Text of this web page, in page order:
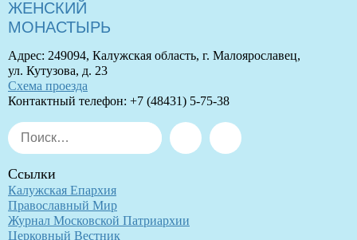
ЖЕНСКИЙ
МОНАСТЫРЬ
Адрес: 249094, Калужская область, г. Малоярославец,
ул. Кутузова, д. 23
Схема проезда
Контактный телефон: +7 (48431) 5-75-38
Искать:
Поиск
Ссылки
Калужская Епархия
Православный Мир
Журнал Московской Патриархии
Церковный Вестник